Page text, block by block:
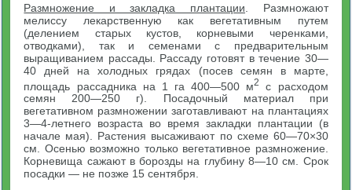
Размножение и закладка плантации . Размножают
мелиссу лекарственную как вегетативным путем
(делением старых кустов, корневыми черенками,
отводками), так и семенами с предварительным
выращиванием рассады. Рассаду готовят в течение 30—
40 дней на холодных грядах (посев семян в марте,
площадь рассадника на 1 га 400—500 м2
с расходом
семян 200—250 г). Посадочный материал при
вегетативном размножении заготавливают на плантациях
3—4-летнего возраста во время закладки плантации (в
начале мая). Растения высаживают по схеме 60—70×30
см. Осенью возможно только вегетативное размножение.
Корневища сажают в борозды на глубину 8—10 см. Срок
посадки — не позже 15 сентября.